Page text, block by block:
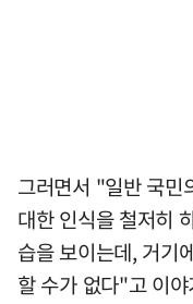
그러면서 "일반 국민
대한 인식을 철저히
습을 보이는데, 거기
할 수가 없다"고 이